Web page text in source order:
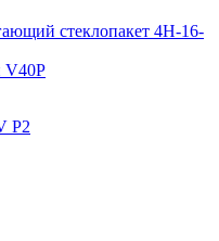
стеклопакет 4H-16-
V40P